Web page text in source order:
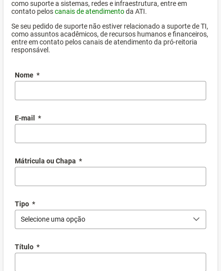
como suporte a sistemas, redes e infraestrutura, entre em
contato peloscanais de atendimentoda ATI.
Se seu pedido de suporte não estiver relacionado a suporte de TI,
como assuntos acadêmicos, de recursos humanos e financeiros,
entre em contato pelos canais de atendimento da pró-reitoria
responsável.
Nome *
E-mail *
Mátricula ou Chapa *
Tipo *
Selecione uma opção
Título *